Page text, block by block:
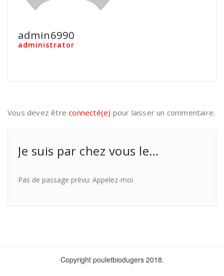
admin6990
administrator
Vous devez êtreconnecté(e) pour laisser un commentaire.
Je suis par chez vous le…
Pas de passage prévu: Appelez-moi
Copyright pouletbiodugers 2018.